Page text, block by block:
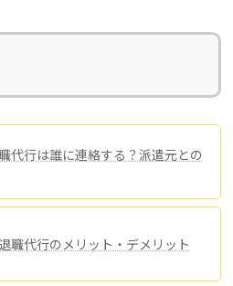
ai
代行は誰に連絡する？派遣元との
職代行のメリット・デメリット